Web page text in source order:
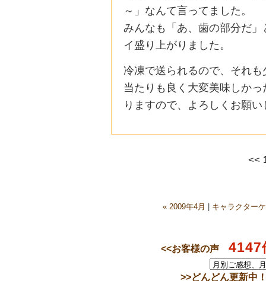
～」なんて言ってました。
みんなも「あ、歯の部分だ
イ盛り上がりました。
冷凍で送られるので、それ
当たりも良く大変美味しか
りますので、よろしくお願い
<<
« 2009年4月 キャラクター
<<お客様の声 4147
>>どんどん更新中